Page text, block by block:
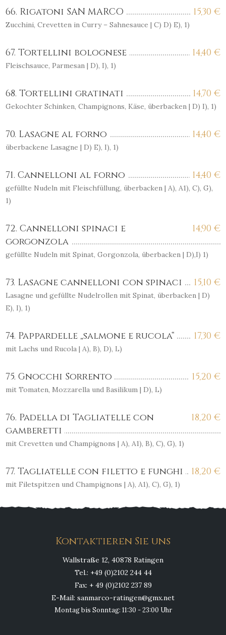
15,30 €
66. Rigatoni SAN MARCO
Zucchini, Crevetten in Curry – Sahnesauce | C) D) E), 1)
14,40 €
67. Tortellini bolognese
Fleischsauce, Parmesan | D), I), 1)
14,70 €
68. Tortellini gratinati
Gekochter Schinken, Champignons, Käse, überbacken | D) I), 1)
14,40 €
70. Lasagne al forno
überbackene Lasagne | D) E), I), 1)
14,40 €
71. Cannelloni al forno
gefüllte Nudeln mit Fleischfüllung, überbacken | A), A1), C), G),
1)
14,90 €
72. Cannelloni spinaci e
gorgonzola
gefüllte Nudeln mit Spinat, Gorgonzola, überbacken | D),I) 1)
15,10 €
73. Lasagne cannelloni con spinaci
Lasagne und gefüllte Nudelrollen mit Spinat, überbacken | D)
E), I), 1)
17,30 €
74. Pappardelle „salmone e rucola“
mit Lachs und Rucola | A), B), D), L)
15,20 €
75. Gnocchi Sorrento
mit Tomaten, Mozzarella und Basilikum | D), L)
18,20 €
76. Padella di Tagliatelle con
gamberetti
mit Crevetten und Champignons | A), A1), B), C), G), 1)
18,20 €
77. Tagliatelle con filetto e funghi
mit Filetspitzen und Champignons | A), A1), C), G), 1)
Kontaktieren Sie uns
Wallstraße 12, 40878 Ratingen
Tel.: +49 (0)2102 244 44
Fax: + 49 (0)2102 237 89
E-Mail: sanmarco-ratingen@gmx.net
Montag bis Sonntag: 11:30 - 23:00 Uhr